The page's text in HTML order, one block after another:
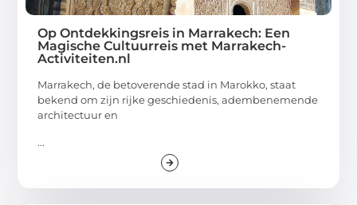
Op Ontdekkingsreis in Marrakech: Een
Magische Cultuurreis met Marrakech-
Activiteiten.nl
Marrakech, de betoverende stad in Marokko, staat
bekend om zijn rijke geschiedenis, adembenemende
architectuur en
...